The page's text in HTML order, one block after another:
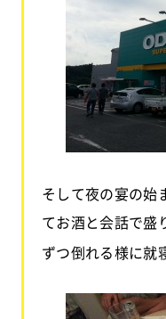
そして夜の宴の始
てお酒と会話で盛
ずつ倒れる様に就